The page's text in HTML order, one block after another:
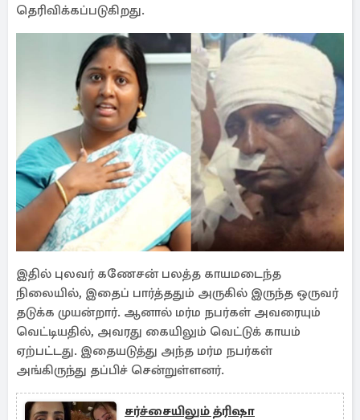
தெரிவிக்கப்படுகிறது.
இதில் புலவர் கணேசன் பலத்த காயமடைந்த
நிலையில், இதைப் பார்த்ததும் அருகில் இருந்த ஒருவர்
தடுக்க முயன்றார். ஆனால் மர்ம நபர்கள் அவரையும்
வெட்டியதில், அவரது கையிலும் வெட்டுக் காயம்
ஏற்பட்டது. இதையடுத்து அந்த மர்ம நபர்கள்
அங்கிருந்து தப்பிச் சென்றுள்ளனர்.
சர்ச்சையிலும் த்ரிஷா